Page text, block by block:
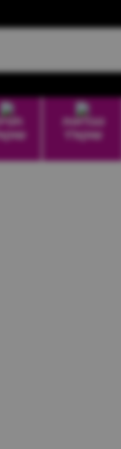
טבלאות
שוקולד